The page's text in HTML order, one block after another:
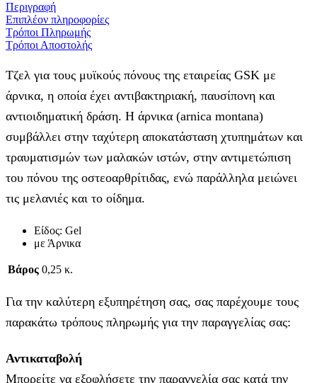
Περιγραφή
Επιπλέον πληροφορίες
Τρόποι Πληρωμής
Τρόποι Αποστολής
Τζελ για τους μυϊκούς πόνους της εταιρείας GSK με
άρνικα, η οποία έχει αντιβακτηριακή, παυσίπονη και
αντιοιδηματική δράση. Η άρνικα (arnica montana)
συμβάλλει στην ταχύτερη αποκατάσταση χτυπημάτων και
τραυματισμών των μαλακών ιστών, στην αντιμετώπιση
του πόνου της οστεοαρθρίτιδας, ενώ παράλληλα μειώνει
τις μελανιές και το οίδημα.
Είδος: Gel
με Άρνικα
Βάρος 0,25 κ.
Για την καλύτερη εξυπηρέτηση σας, σας παρέχουμε τους
παρακάτω τρόπους πληρωμής για την παραγγελίας σας:
Αντικαταβολή
Μπορείτε να εξοφλήσετε την παραγγελία σας κατά την